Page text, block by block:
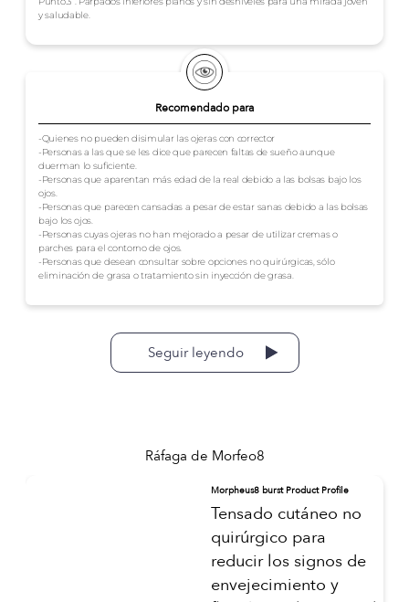
Recomendado para
-Quienes no pueden disimular las ojeras con corrector
-Personas a las que se les dice que parecen faltas de sueño aunque
duerman lo suficiente.
-Personas que aparentan más edad de la real debido a las bolsas bajo los
ojos.
-Personas que parecen cansadas a pesar de estar sanas debido a las bolsas
bajo los ojos.
-Personas cuyas ojeras no han mejorado a pesar de utilizar cremas o
parches para el contorno de ojos.
-Personas que desean consultar sobre opciones no quirúrgicas, sólo
eliminación de grasa o tratamiento sin inyección de grasa.
y saludable.
Seguir leyendo
Ráfaga de Morfeo8
Morpheus8 burst Product Profile
Tensado cutáneo no
quirúrgico para
reducir los signos de
envejecimiento y